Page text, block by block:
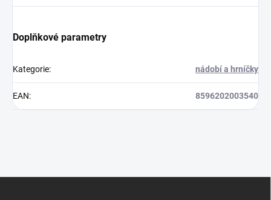
Doplňkové parametry
Kategorie: nádobí a hrníčky
EAN: 8596202003540